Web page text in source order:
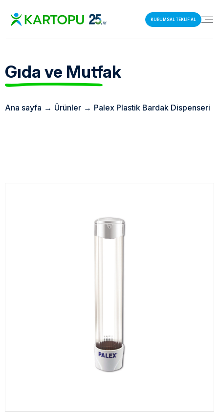
KURUMSAL TEKLİF AL
Gıda ve Mutfak
Ana sayfa → Ürünler → Palex Plastik Bardak Dispenseri